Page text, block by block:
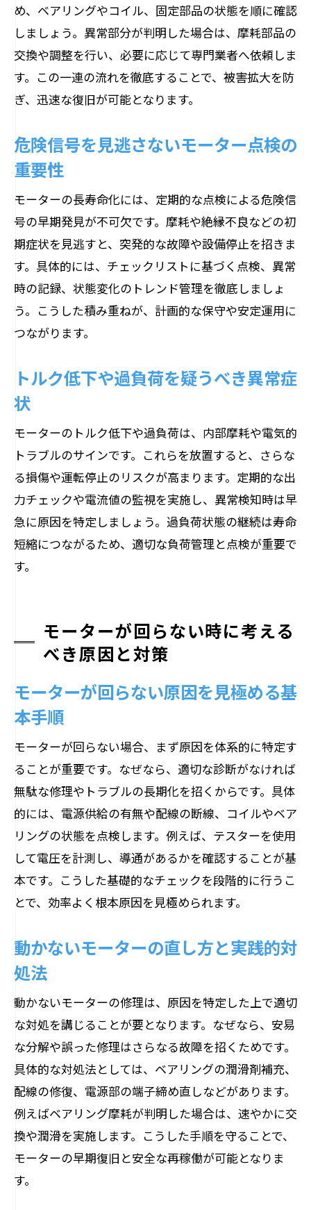
め、ベアリングやコイル、固定部品の状態を順に確認
しましょう。異常部分が判明した場合は、摩耗部品の
交換や調整を行い、必要に応じて専門業者へ依頼しま
す。この一連の流れを徹底することで、被害拡大を防
ぎ、迅速な復旧が可能となります。
危険信号を見逃さないモーター点検の
重要性
モーターの長寿命化には、定期的な点検による危険信
号の早期発見が不可欠です。摩耗や絶縁不良などの初
期症状を見逃すと、突発的な故障や設備停止を招きま
す。具体的には、チェックリストに基づく点検、異常
時の記録、状態変化のトレンド管理を徹底しましょ
う。こうした積み重ねが、計画的な保守や安定運用に
つながります。
トルク低下や過負荷を疑うべき異常症
状
モーターのトルク低下や過負荷は、内部摩耗や電気的
トラブルのサインです。これらを放置すると、さらな
る損傷や運転停止のリスクが高まります。定期的な出
力チェックや電流値の監視を実施し、異常検知時は早
急に原因を特定しましょう。過負荷状態の継続は寿命
短縮につながるため、適切な負荷管理と点検が重要で
す。
モーターが回らない時に考える
べき原因と対策
モーターが回らない原因を見極める基
本手順
モーターが回らない場合、まず原因を体系的に特定す
ることが重要です。なぜなら、適切な診断がなければ
無駄な修理やトラブルの長期化を招くからです。具体
的には、電源供給の有無や配線の断線、コイルやベア
リングの状態を点検します。例えば、テスターを使用
して電圧を計測し、導通があるかを確認することが基
本です。こうした基礎的なチェックを段階的に行うこ
とで、効率よく根本原因を見極められます。
動かないモーターの直し方と実践的対
処法
動かないモーターの修理は、原因を特定した上で適切
な対処を講じることが要となります。なぜなら、安易
な分解や誤った修理はさらなる故障を招くためです。
具体的な対処法としては、ベアリングの潤滑剤補充、
配線の修復、電源部の端子締め直しなどがあります。
例えばベアリング摩耗が判明した場合は、速やかに交
換や潤滑を実施します。こうした手順を守ることで、
モーターの早期復旧と安全な再稼働が可能となりま
す。